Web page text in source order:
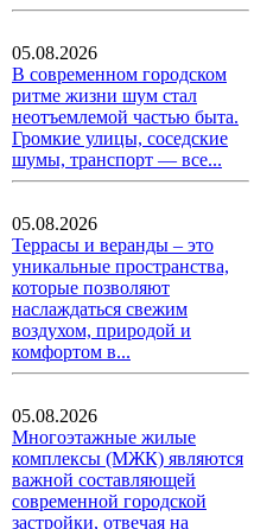
05.08.2026
В современном городском
ритме жизни шум стал
неотъемлемой частью быта.
Громкие улицы, соседские
шумы, транспорт — все...
05.08.2026
Террасы и веранды – это
уникальные пространства,
которые позволяют
наслаждаться свежим
воздухом, природой и
комфортом в...
05.08.2026
Многоэтажные жилые
комплексы (МЖК) являются
важной составляющей
современной городской
застройки, отвечая на